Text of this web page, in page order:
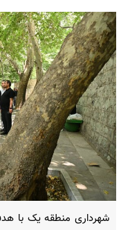
شهرداری منطقه یک با